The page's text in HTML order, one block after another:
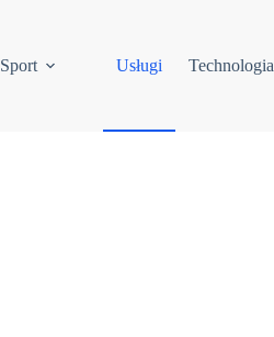
Sport Usługi Technologia